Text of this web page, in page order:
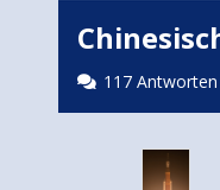
117 Antworten